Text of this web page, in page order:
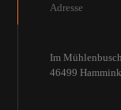
Adresse
Im Mühlenbusch
46499